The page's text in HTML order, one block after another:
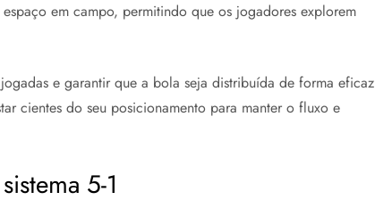
em campo, permitindo que os jogadores explorem
e garantir que a bola seja distribuída de forma eficaz
cientes do seu posicionamento para manter o fluxo e
5-1